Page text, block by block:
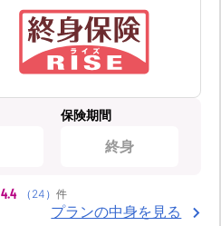
保険期間
終身
4.4 （ 24 ） 件
プランの中身を見る